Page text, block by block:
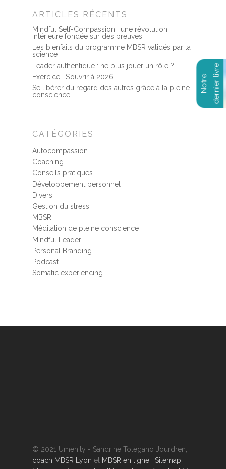
ARTICLES RÉCENTS
Mindful Self-Compassion : une révolution
intérieure fondée sur des preuves
Les bienfaits du programme MBSR validés par la
science
Leader authentique : ne plus jouer un rôle ?
Exercice : S’ouvrir à 2026
Se libérer du regard des autres grâce à la pleine
conscience
CATÉGORIES
Autocompassion
Coaching
Conseils pratiques
Développement personnel
Divers
Gestion du stress
MBSR
Méditation de pleine conscience
Mindful Leader
Personal Branding
Podcast
Somatic experiencing
© 2021 Umenity - Sandrine Tolegano Jourdren,
coach MBSR Lyon et MBSR en ligne Sitemap